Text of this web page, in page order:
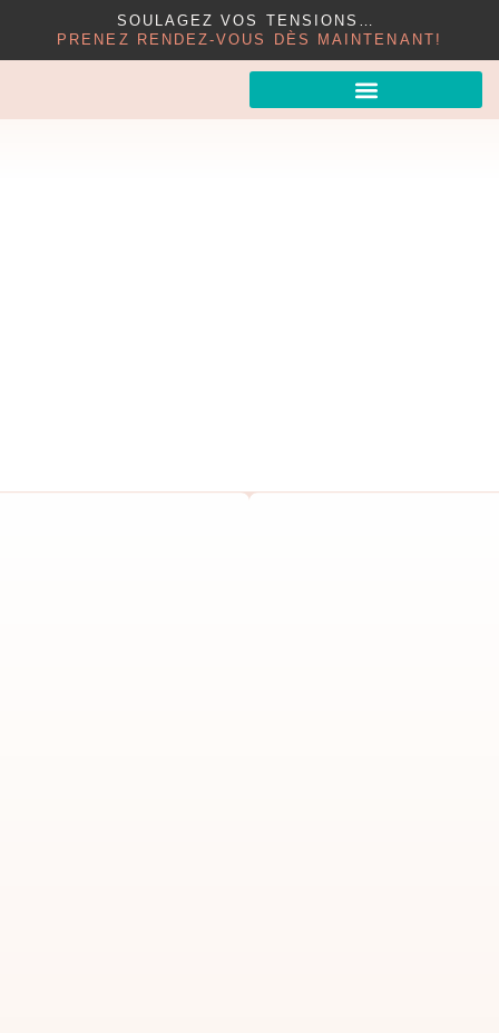
SOULAGEZ VOS TENSIONS…
PRENEZ RENDEZ-VOUS DÈS MAINTENANT!